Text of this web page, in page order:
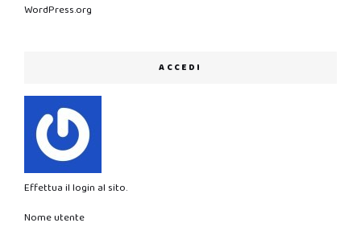
WordPress.org
ACCEDI
Effettua il login al sito.
Nome utente